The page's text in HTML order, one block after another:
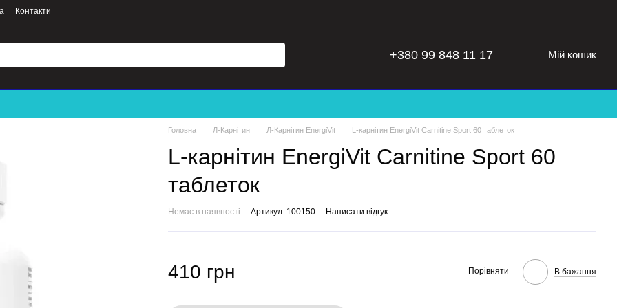
Контакти
+380 99 848 11 17 Мій кошик
Головна Л-Карнітин Л-Карнітин EnergiVit L-карнітин EnergiVit Carnitine Sport 60 таблеток
L-карнітин EnergiVit Carnitine Sport 60
таблеток
Немає в наявності Артикул: 100150 Написати відгук
410 грн Порівняти В бажання